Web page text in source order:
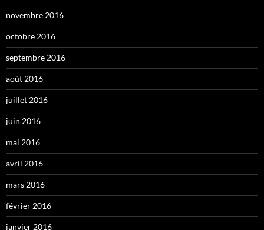
novembre 2016
octobre 2016
septembre 2016
août 2016
juillet 2016
juin 2016
mai 2016
avril 2016
mars 2016
février 2016
janvier 2016